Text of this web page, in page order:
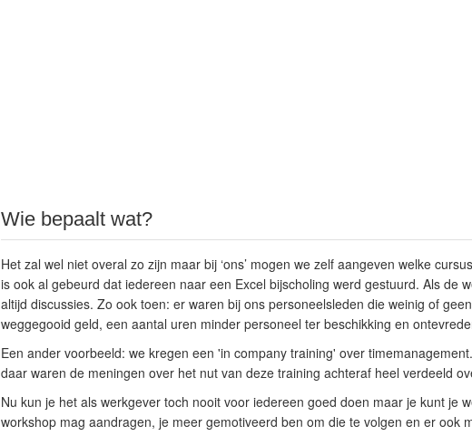
Wie bepaalt wat?
Het zal wel niet overal zo zijn maar bij ‘ons’ mogen we zelf aangeven welke
is ook al gebeurd dat iedereen naar een Excel bijscholing werd gestuurd. Als de
altijd discussies. Zo ook toen: er waren bij ons personeelsleden die weinig of
weggegooid geld, een aantal uren minder personeel ter beschikking en
Een ander voorbeeld: we kregen een 'in company training' over
daar waren de meningen over het nut van deze training achteraf heel verdeeld
Nu kun je het als werkgever toch nooit voor iedereen goed doen maar je kunt je
workshop mag aandragen, je meer gemotiveerd ben om die te volgen en er ook